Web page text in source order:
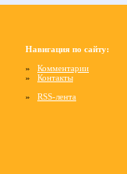
Навигация по сайту:
» Комментарии
» Контакты
» RSS-лента